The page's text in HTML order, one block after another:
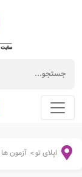
اپلای تو> آزمون